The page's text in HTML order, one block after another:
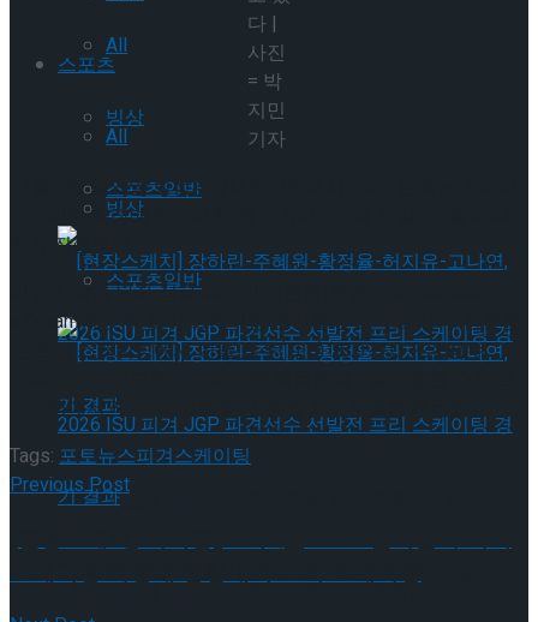
All
빙상
스포츠일반
[현장스케치] 장하린-주혜원-황정율-허지유-
스포츠
All
빙상
스포츠일반
[현장스케치] 장하린-주혜원-황정율-허지유-
다 |
사진
= 박
지민
기자
12월 3일 일요일 의정부실내빙상장에서 2023 전국남녀 피겨
스케이팅 회장배 랭킹대회 겸 국가대표 1차 선발전 4일차 대
회가 진행됐다.
이날 시니어 남자 싱글 부문의 김현겸(한광고)이 Requiem for
a Dream에 맞춰 프리 스케이팅 연기를 선보이고 있다. 김현겸
은 프리 스케이팅에서 기술 점수(TES) 78.09점, 구성 점수
로그램에서의 75.86점을 합산, 총점 230.70점을 획득했다.
Tags: 포토뉴스피겨스케이팅
Previous Post